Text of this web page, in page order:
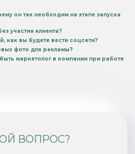
он так необходим на этапе запуска
участия клиента?
как вы будете вести соцсети?
фото для рекламы?
маркетолог в компании при работе
ВОПРОС?